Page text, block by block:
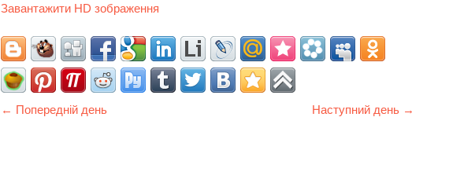
Завантажити HD зображення
← Попередній день Наступний день →